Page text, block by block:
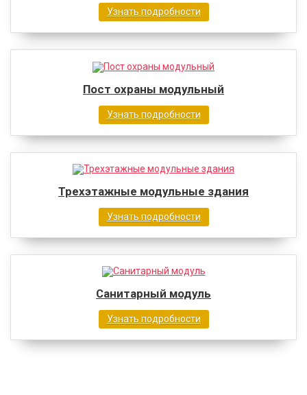
Узнать подробности
Пост охраны модульный
Узнать подробности
Трехэтажные модульные здания
Узнать подробности
Санитарный модуль
Узнать подробности